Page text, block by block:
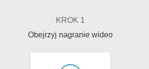
KROK 1
Obejrzyj nagranie wideo